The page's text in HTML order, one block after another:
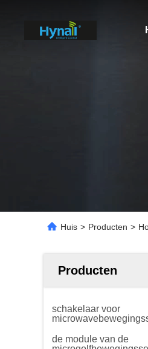
Huis > Producten >
Producten
schakelaar voor
de module van de